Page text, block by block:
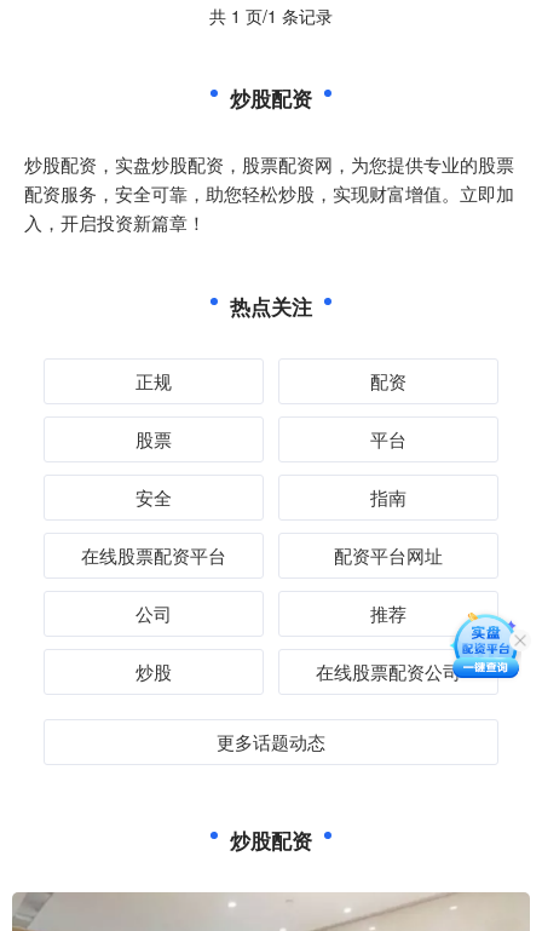
共 1 页/1 条记录
炒股配资
炒股配资，实盘炒股配资，股票配资网，为您提供专业的股票
配资服务，安全可靠，助您轻松炒股，实现财富增值。立即加
入，开启投资新篇章！
热点关注
正规 配资
股票 平台
安全 指南
在线股票配资平台 配资平台网址
公司 推荐
炒股 在线股票配资公司
更多话题动态
炒股配资